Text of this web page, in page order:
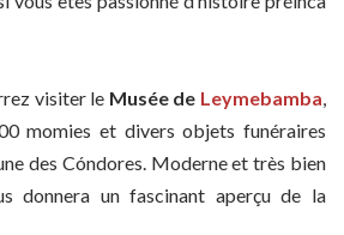
visiter le Musée de Leymebamba,
momies et divers objets funéraires
des Cóndores. Moderne et très bien
donnera un fascinant aperçu de la